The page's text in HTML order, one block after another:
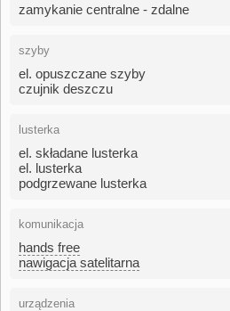
zamykanie centralne - zdalne
szyby
el. opuszczane szyby
czujnik deszczu
lusterka
el. składane lusterka
el. lusterka
podgrzewane lusterka
komunikacja
hands free
nawigacja satelitarna
urządzenia